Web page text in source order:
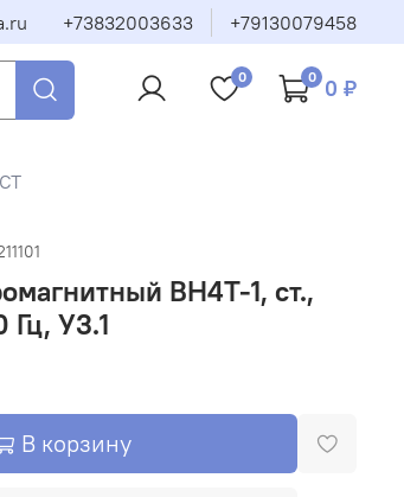
+73832003633 +79130079458
0 0 0 ₽
ВН4Т-1, ст.,
У3.1
В корзину